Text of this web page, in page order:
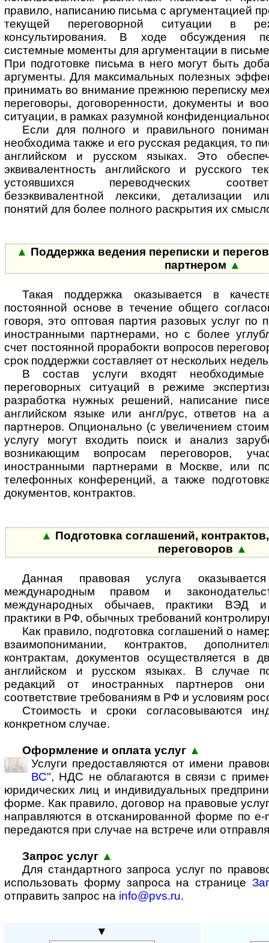
правило, написанию письма с аргументацией
текущей переговорной ситуации в
консультирования. В ходе обсуждения
системные моменты для аргументации в
При подготовке письма в него могут быть
аргументы. Для максимальных полезных
принимать во внимание прежнюю переписку
переговоры, договоренности, документы и
ситуации, в рамках разумной
Если для полного и правильного
необходима также и его русская редакция, то
английском и русском языках. Это
эквивалентность английского и русского
устоявшихся переводческих
безэквивалентной лексики, детализации
понятий для более полного раскрытия их
▲ Поддержка ведения переписки и
партнером ▲
Такая поддержка оказывается в
постоянной основе в течение общего
говоря, это оптовая партия разовых услуг по
иностранными партнерами, но с более
счет постоянной прорабокти вопросов
срок поддержки составляет от нескольих
В состав услуги входят
переговорных ситуаций в режиме
разработка нужных решений, написание
английском языке или англ/рус, ответов на
партнеров. Опционально (с увеличением
услугу могут входить поиск и анализ
возникающим вопросам переговоров,
иностранными партнерами в Москве, или
телефонных конференций, а также
документов, контрактов.
▲ Подготовка соглашений,
переговоров ▲
Данная правовая услуга
международным правом и
международных обычаев, практики ВЭД и
практики в РФ, обычных требований
Как правило, подготовка соглашений о
взаимопонимании, контрактов,
контрактам, документов осуществляется в
английском и русском языках. В случае
редакций от иностранных партнеров
соответствие требованиям в РФ и условиям
Стоимость и сроки согласовываются
конкретном случае.
Оформление и оплата услуг ▲
Услуги предоставляются от имени
ВС", НДС не облагаются в связи с
юридических лиц и индивидуальных
форме. Как правило, договор на правовые
направляются в отсканированной форме по
передаются при случае на встрече или
Запрос услуг ▲
Для стандартного запроса услуг по
использовать форму запроса на странице
отправить запрос на info@pvs.ru.
▼